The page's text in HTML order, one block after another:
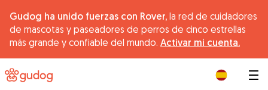
Gudog ha unido fuerzas con Rover, la red de cuidadores
de mascotas y paseadores de perros de cinco estrellas
más grande y confiable del mundo. Activar mi cuenta.